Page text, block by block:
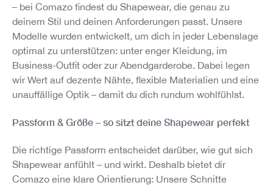
– bei Comazo findest du Shapewear, die genau zu
deinem Stil und deinen Anforderungen passt. Unsere
Modelle wurden entwickelt, um dich in jeder Lebenslage
optimal zu unterstützen: unter enger Kleidung, im
Business-Outfit oder zur Abendgarderobe. Dabei legen
wir Wert auf dezente Nähte, flexible Materialien und eine
unauffällige Optik – damit du dich rundum wohlfühlst.
Passform & Größe – so sitzt deine Shapewear perfekt
Die richtige Passform entscheidet darüber, wie gut sich
Shapewear anfühlt – und wirkt. Deshalb bietet dir
Comazo eine klare Orientierung: Unsere Schnitte